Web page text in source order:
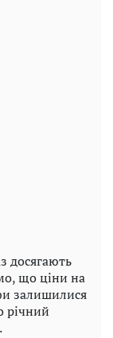
досягають
що ціни на
залишилися
річний